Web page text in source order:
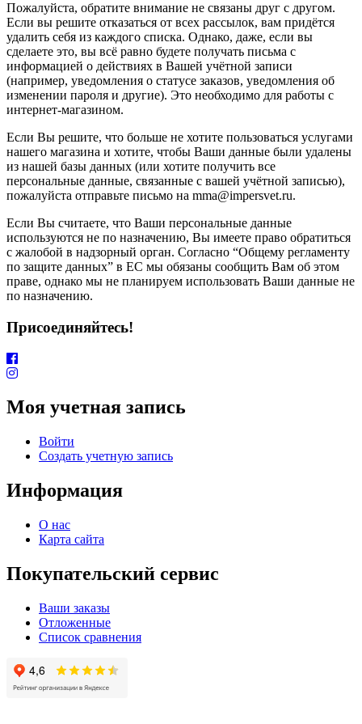
Пожалуйста, обратите внимание не связаны друг с другом.
Если вы решите отказаться от всех рассылок, вам придётся
удалить себя из каждого списка. Однако, даже, если вы
сделаете это, вы всё равно будете получать письма с
информацией о действиях в Вашей учётной записи
(например, уведомления о статусе заказов, уведомления об
изменении пароля и другие). Это необходимо для работы с
интернет-магазином.
Если Вы решите, что больше не хотите пользоваться услугами
нашего магазина и хотите, чтобы Ваши данные были удалены
из нашей базы данных (или хотите получить все
персональные данные, связанные с вашей учётной записью),
пожалуйста отправьте письмо на mma@impersvet.ru.
Если Вы считаете, что Ваши персональные данные
используются не по назначению, Вы имеете право обратиться
с жалобой в надзорный орган. Согласно “Общему регламенту
по защите данных” в ЕС мы обязаны сообщить Вам об этом
праве, однако мы не планируем использовать Ваши данные не
по назначению.
Присоединяйтесь!
Моя учетная запись
Войти
Создать учетную запись
Информация
О нас
Карта сайта
Покупательский сервис
Ваши заказы
Отложенные
Список сравнения